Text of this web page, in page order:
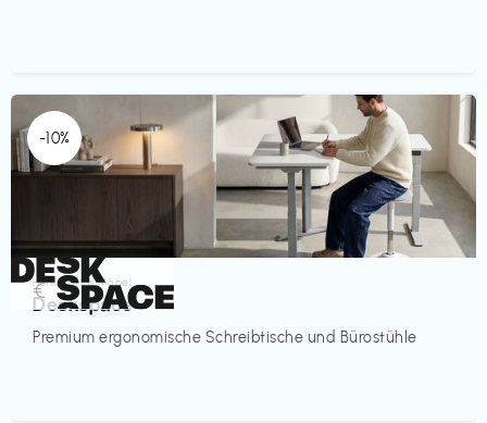
-10%
Homeoffice Möbel
Deskspace
Premium ergonomische Schreibtische und Bürostühle
€‎